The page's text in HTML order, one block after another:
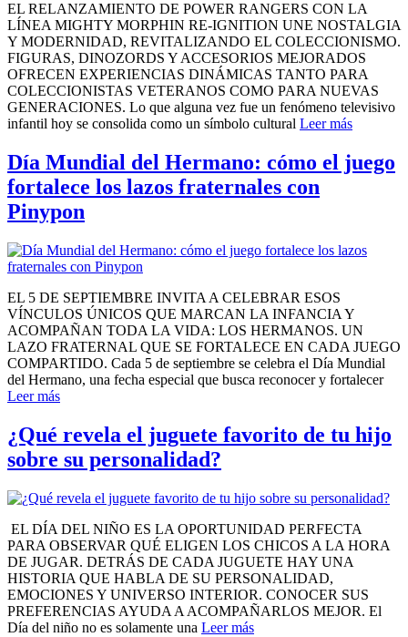
EL RELANZAMIENTO DE POWER RANGERS CON LA
LÍNEA MIGHTY MORPHIN RE-IGNITION UNE NOSTALGIA
Y MODERNIDAD, REVITALIZANDO EL COLECCIONISMO.
FIGURAS, DINOZORDS Y ACCESORIOS MEJORADOS
OFRECEN EXPERIENCIAS DINÁMICAS TANTO PARA
COLECCIONISTAS VETERANOS COMO PARA NUEVAS
GENERACIONES. Lo que alguna vez fue un fenómeno televisivo
infantil hoy se consolida como un símbolo cultural Leer más
Día Mundial del Hermano: cómo el juego
fortalece los lazos fraternales con
Pinypon
EL 5 DE SEPTIEMBRE INVITA A CELEBRAR ESOS
VÍNCULOS ÚNICOS QUE MARCAN LA INFANCIA Y
ACOMPAÑAN TODA LA VIDA: LOS HERMANOS. UN
LAZO FRATERNAL QUE SE FORTALECE EN CADA JUEGO
COMPARTIDO. Cada 5 de septiembre se celebra el Día Mundial
del Hermano, una fecha especial que busca reconocer y fortalecer
Leer más
¿Qué revela el juguete favorito de tu hijo
sobre su personalidad?
EL DÍA DEL NIÑO ES LA OPORTUNIDAD PERFECTA
PARA OBSERVAR QUÉ ELIGEN LOS CHICOS A LA HORA
DE JUGAR. DETRÁS DE CADA JUGUETE HAY UNA
HISTORIA QUE HABLA DE SU PERSONALIDAD,
EMOCIONES Y UNIVERSO INTERIOR. CONOCER SUS
PREFERENCIAS AYUDA A ACOMPAÑARLOS MEJOR. El
Día del niño no es solamente una Leer más